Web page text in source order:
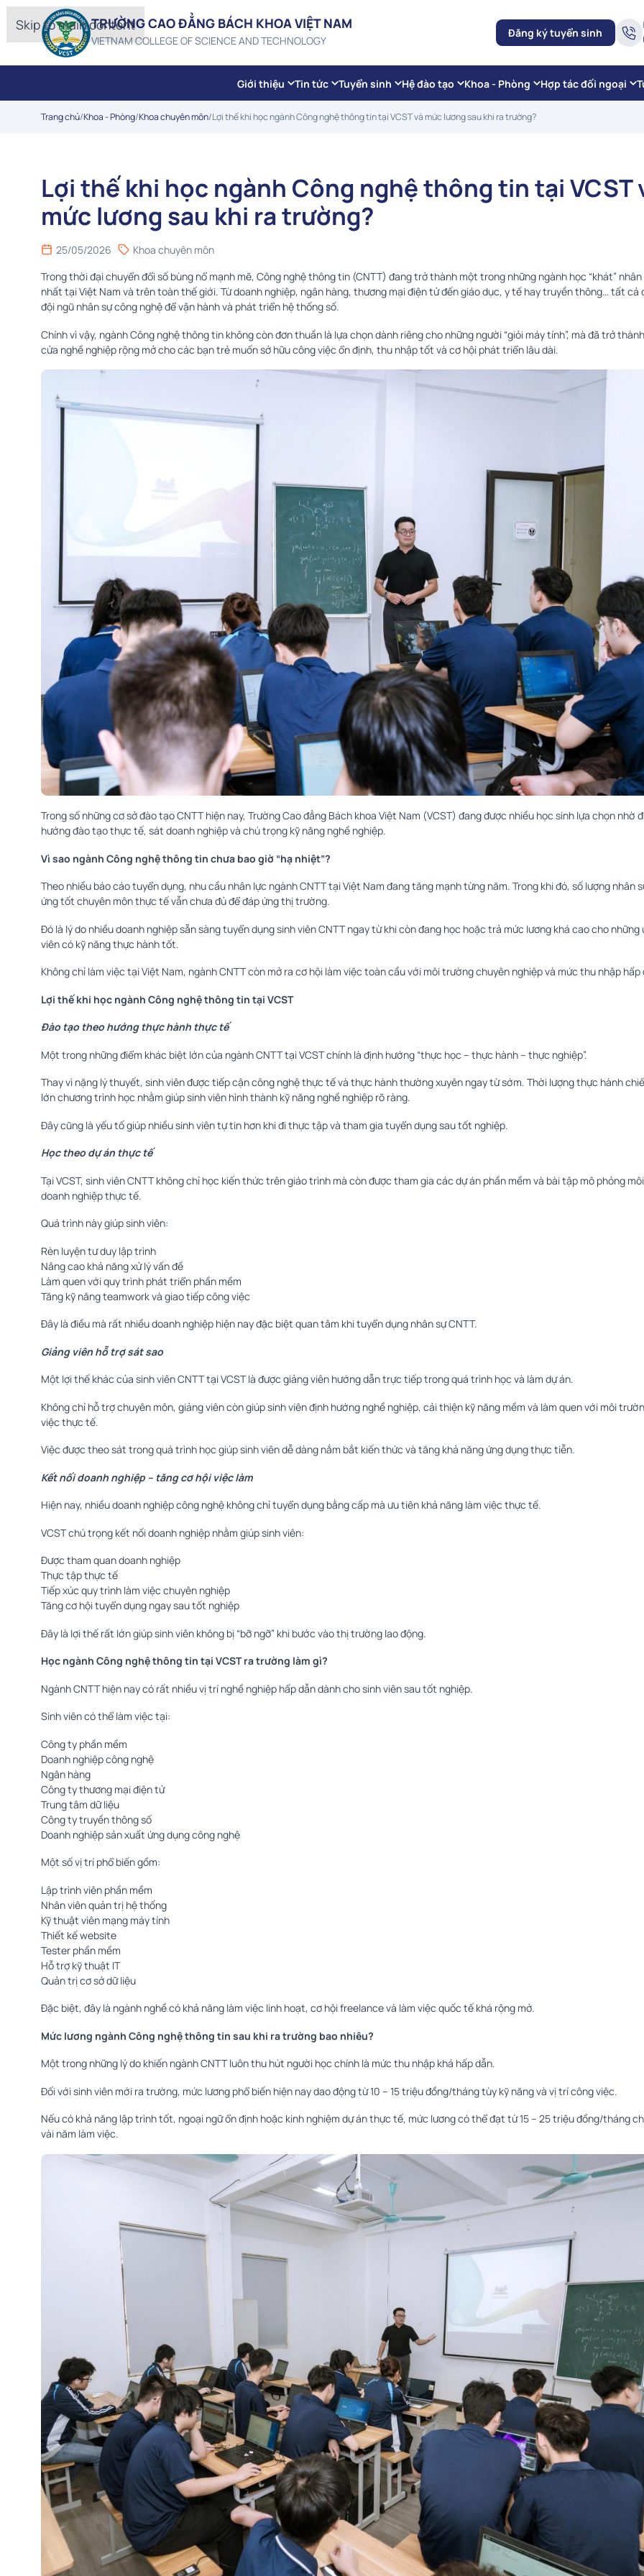
Skip to main contentTRƯỜNG CAO ĐẲNG BÁCH KHOA VIỆT NAM
VIETNAM COLLEGE OF SCIENCE AND TECHNOLOGY
Đăng ký tuyển sinh
Giới thiệu Tin tức Tuyển sinh Hệ đào tạo Khoa - Phòng Hợp tác đối ngoại
Trang chủ/Khoa - Phòng/Khoa chuyên môn/Lợi thế khi học ngành Công nghệ thông tin tại VCST và mức lương sau khi ra trường?
Lợi thế khi học ngành Công nghệ thông tin tại VCST
mức lương sau khi ra trường?
25/05/2026
Khoa chuyên môn
Trong thời đại chuyển đổi số bùng nổ mạnh mẽ, Công nghệ thông tin (CNTT) đang trở thành một trong những ngành học “khát” nhân
nhất tại Việt Nam và trên toàn thế giới. Từ doanh nghiệp, ngân hàng, thương mại điện tử đến giáo dục, y tế hay truyền thông… tất cả
đội ngũ nhân sự công nghệ để vận hành và phát triển hệ thống số.
Chính vì vậy, ngành Công nghệ thông tin không còn đơn thuần là lựa chọn dành riêng cho những người “giỏi máy tính”, mà đã trở
cửa nghề nghiệp rộng mở cho các bạn trẻ muốn sở hữu công việc ổn định, thu nhập tốt và cơ hội phát triển lâu dài.
Trong số những cơ sở đào tạo CNTT hiện nay, Trường Cao đẳng Bách khoa Việt Nam (VCST) đang được nhiều học sinh lựa chọn nhờ
hướng đào tạo thực tế, sát doanh nghiệp và chú trọng kỹ năng nghề nghiệp.
Vì sao ngành Công nghệ thông tin chưa bao giờ “hạ nhiệt”?
Theo nhiều báo cáo tuyển dụng, nhu cầu nhân lực ngành CNTT tại Việt Nam đang tăng mạnh từng năm. Trong khi đó, số lượng nhân
ứng tốt chuyên môn thực tế vẫn chưa đủ để đáp ứng thị trường.
Đó là lý do nhiều doanh nghiệp sẵn sàng tuyển dụng sinh viên CNTT ngay từ khi còn đang học hoặc trả mức lương khá cao cho những
viên có kỹ năng thực hành tốt.
Không chỉ làm việc tại Việt Nam, ngành CNTT còn mở ra cơ hội làm việc toàn cầu với môi trường chuyên nghiệp và mức thu nhập hấp
Lợi thế khi học ngành Công nghệ thông tin tại VCST
Đào tạo theo hướng thực hành thực tế
Một trong những điểm khác biệt lớn của ngành CNTT tại VCST chính là định hướng “thực học – thực hành – thực nghiệp”.
Thay vì nặng lý thuyết, sinh viên được tiếp cận công nghệ thực tế và thực hành thường xuyên ngay từ sớm. Thời lượng thực hành
lớn chương trình học nhằm giúp sinh viên hình thành kỹ năng nghề nghiệp rõ ràng.
Đây cũng là yếu tố giúp nhiều sinh viên tự tin hơn khi đi thực tập và tham gia tuyển dụng sau tốt nghiệp.
Học theo dự án thực tế
Tại VCST, sinh viên CNTT không chỉ học kiến thức trên giáo trình mà còn được tham gia các dự án phần mềm và bài tập mô phỏng
doanh nghiệp thực tế.
Quá trình này giúp sinh viên:
Rèn luyện tư duy lập trình
Nâng cao khả năng xử lý vấn đề
Làm quen với quy trình phát triển phần mềm
Tăng kỹ năng teamwork và giao tiếp công việc
Đây là điều mà rất nhiều doanh nghiệp hiện nay đặc biệt quan tâm khi tuyển dụng nhân sự CNTT.
Giảng viên hỗ trợ sát sao
Một lợi thế khác của sinh viên CNTT tại VCST là được giảng viên hướng dẫn trực tiếp trong quá trình học và làm dự án.
Không chỉ hỗ trợ chuyên môn, giảng viên còn giúp sinh viên định hướng nghề nghiệp, cải thiện kỹ năng mềm và làm quen với môi
việc thực tế.
Việc được theo sát trong quá trình học giúp sinh viên dễ dàng nắm bắt kiến thức và tăng khả năng ứng dụng thực tiễn.
Kết nối doanh nghiệp – tăng cơ hội việc làm
Hiện nay, nhiều doanh nghiệp công nghệ không chỉ tuyển dụng bằng cấp mà ưu tiên khả năng làm việc thực tế.
VCST chú trọng kết nối doanh nghiệp nhằm giúp sinh viên:
Được tham quan doanh nghiệp
Thực tập thực tế
Tiếp xúc quy trình làm việc chuyên nghiệp
Tăng cơ hội tuyển dụng ngay sau tốt nghiệp
Đây là lợi thế rất lớn giúp sinh viên không bị “bỡ ngỡ” khi bước vào thị trường lao động.
Học ngành Công nghệ thông tin tại VCST ra trường làm gì?
Ngành CNTT hiện nay có rất nhiều vị trí nghề nghiệp hấp dẫn dành cho sinh viên sau tốt nghiệp.
Sinh viên có thể làm việc tại:
Công ty phần mềm
Doanh nghiệp công nghệ
Ngân hàng
Công ty thương mại điện tử
Trung tâm dữ liệu
Công ty truyền thông số
Doanh nghiệp sản xuất ứng dụng công nghệ
Một số vị trí phổ biến gồm:
Lập trình viên phần mềm
Nhân viên quản trị hệ thống
Kỹ thuật viên mạng máy tính
Thiết kế website
Tester phần mềm
Hỗ trợ kỹ thuật IT
Quản trị cơ sở dữ liệu
Đặc biệt, đây là ngành nghề có khả năng làm việc linh hoạt, cơ hội freelance và làm việc quốc tế khá rộng mở.
Mức lương ngành Công nghệ thông tin sau khi ra trường bao nhiêu?
Một trong những lý do khiến ngành CNTT luôn thu hút người học chính là mức thu nhập khá hấp dẫn.
Đối với sinh viên mới ra trường, mức lương phổ biến hiện nay dao động từ 10 – 15 triệu đồng/tháng tùy kỹ năng và vị trí công việc.
Nếu có khả năng lập trình tốt, ngoại ngữ ổn định hoặc kinh nghiệm dự án thực tế, mức lương có thể đạt từ 15 – 25 triệu đồng/tháng
vài năm làm việc.